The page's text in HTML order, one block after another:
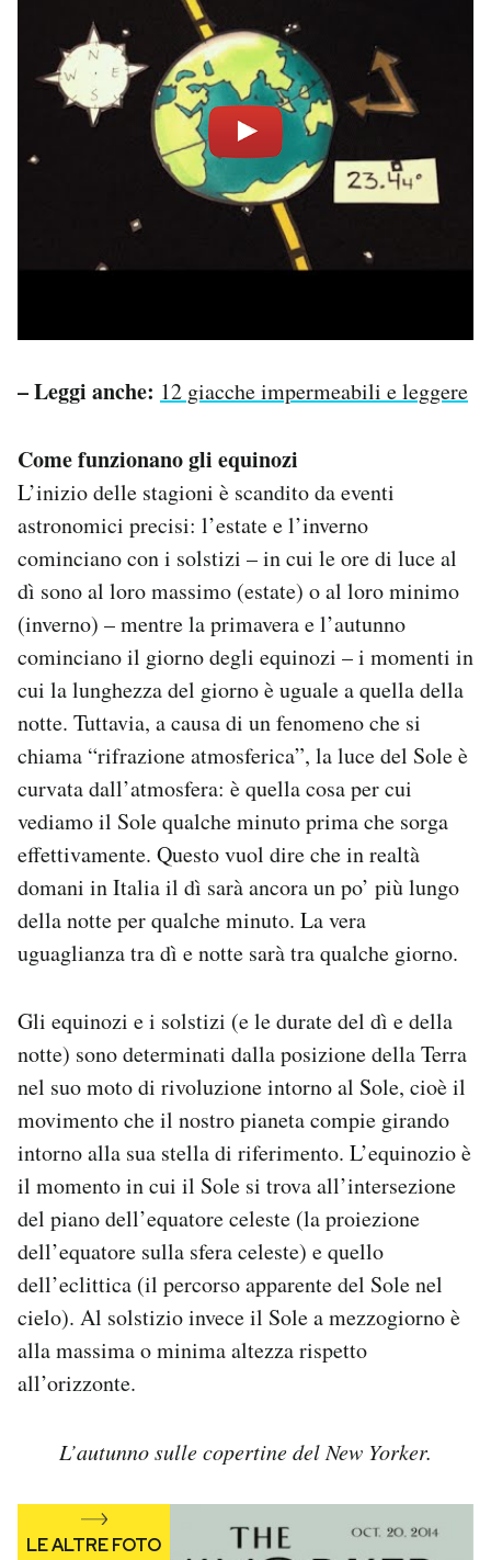
– Leggi anche: 12 giacche impermeabili e leggere
Come funzionano gli equinozi
L’inizio delle stagioni è scandito da eventi
astronomici precisi: l’estate e l’inverno
cominciano con i solstizi – in cui le ore di luce al
dì sono al loro massimo (estate) o al loro minimo
(inverno) – mentre la primavera e l’autunno
cominciano il giorno degli equinozi – i momenti in
cui la lunghezza del giorno è uguale a quella della
notte. Tuttavia, a causa di un fenomeno che si
chiama “rifrazione atmosferica”, la luce del Sole è
curvata dall’atmosfera: è quella cosa per cui
vediamo il Sole qualche minuto prima che sorga
effettivamente. Questo vuol dire che in realtà
domani in Italia il dì sarà ancora un po’ più lungo
della notte per qualche minuto. La vera
uguaglianza tra dì e notte sarà tra qualche giorno.
Gli equinozi e i solstizi (e le durate del dì e della
notte) sono determinati dalla posizione della Terra
nel suo moto di rivoluzione intorno al Sole, cioè il
movimento che il nostro pianeta compie girando
intorno alla sua stella di riferimento. L’equinozio è
il momento in cui il Sole si trova all’intersezione
del piano dell’equatore celeste (la proiezione
dell’equatore sulla sfera celeste) e quello
dell’eclittica (il percorso apparente del Sole nel
cielo). Al solstizio invece il Sole a mezzogiorno è
alla massima o minima altezza rispetto
all’orizzonte.
L’autunno sulle copertine del New Yorker.